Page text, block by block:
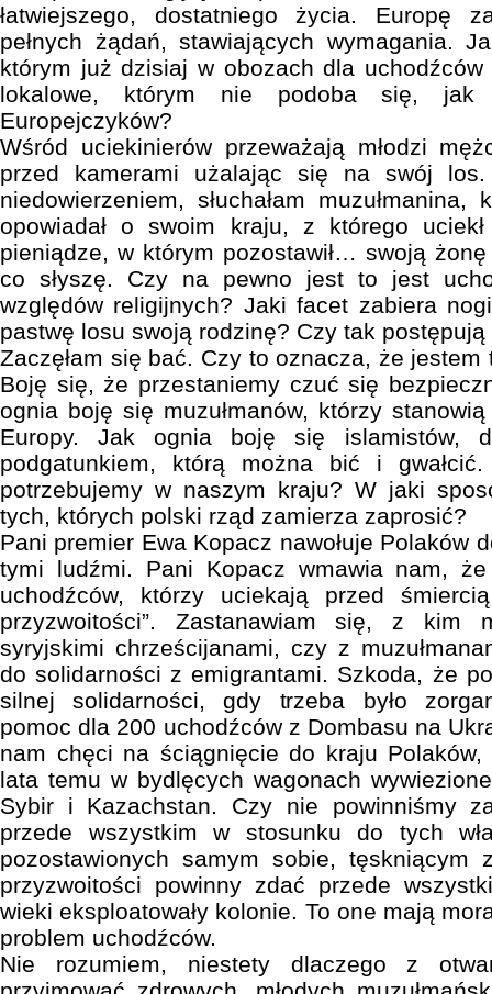
łatwiejszego, dostatniego życia. Europę
pełnych żądań, stawiających wymagania.
którym już dzisiaj w obozach dla
lokalowe, którym nie podoba się, jak
Europejczyków?
Wśród uciekinierów przeważają młodzi
przed kamerami użalając się na swój
niedowierzeniem, słuchałam
opowiadał o swoim kraju, z którego
pieniądze, w którym pozostawił… swoją
co słyszę. Czy na pewno jest to jest
względów religijnych? Jaki facet zabiera
pastwę losu swoją rodzinę? Czy tak
Zaczęłam się bać. Czy to oznacza, że
Boję się, że przestaniemy czuć się
ognia boję się muzułmanów, którzy
Europy. Jak ognia boję się islamistów,
podgatunkiem, którą można bić i
potrzebujemy w naszym kraju? W jaki
tych, których polski rząd zamierza zaprosić?
Pani premier Ewa Kopacz nawołuje Polaków
tymi ludźmi. Pani Kopacz wmawia nam,
uchodźców, którzy uciekają przed
przyzwoitości”. Zastanawiam się, z kim
syryjskimi chrześcijanami, czy z
do solidarności z emigrantami. Szkoda, że
silnej solidarności, gdy trzeba było
pomoc dla 200 uchodźców z Dombasu na
nam chęci na ściągnięcie do kraju
lata temu w bydlęcych wagonach
Sybir i Kazachstan. Czy nie powinniśmy
przede wszystkim w stosunku do tych
pozostawionych samym sobie, tęskniącym
przyzwoitości powinny zdać przede
wieki eksploatowały kolonie. To one mają
problem uchodźców.
Nie rozumiem, niestety dlaczego z